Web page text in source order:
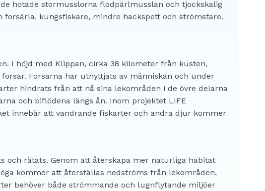
hotade stormusslorna flodpärlmusslan och tjockskalig
kungsfiskare, mindre hackspett och strömstare.
I höjd med Klippan, cirka 38 kilometer från kusten,
Forsarna har utnyttjats av människan och under
hindrats från att nå sina lekområden i de övre delarna
och biflödena längs ån. Inom projektet LIFE
innebär att vandrande fiskarter och andra djur kommer
och rätats. Genom att återskapa mer naturliga habitat
kommer att återställas nedströms från lekområden,
behöver både strömmande och lugnflytande miljöer